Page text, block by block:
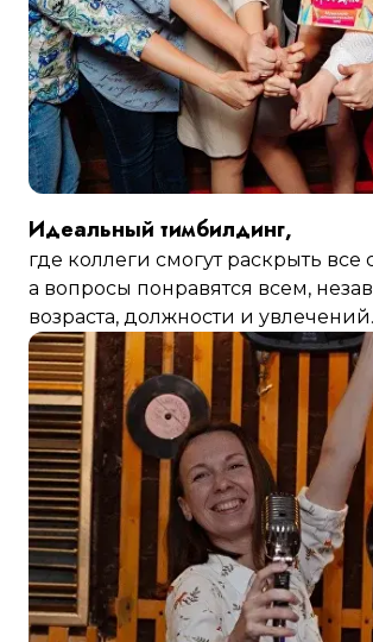
Идеальный тимбилдинг,
где коллеги смогут раскрыть все
а вопросы понравятся всем,
возраста, должности и увлечений.